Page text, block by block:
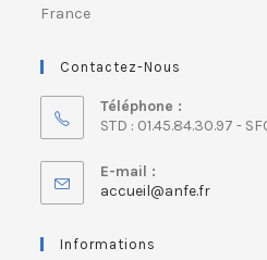
France
Contactez-Nous
Téléphone :
STD : 01.45.84.30.97 -
E-mail :
accueil@anfe.fr
Informations